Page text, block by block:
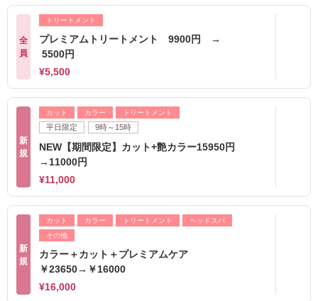
全
員
トリートメント
プレミアムトリートメント 9900円 →
5500円
¥5,500
新
規
カット カラー トリートメント
平日限定 9時～15時
NEW【期間限定】カット+艶カラー15950円
→11000円
¥11,000
新
規
カット カラー トリートメント
ヘッドスパ
その他
カラー＋カット＋プレミアムケア
￥23650→￥16000
¥16,000